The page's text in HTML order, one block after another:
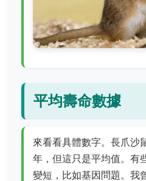
平均壽命數據
來看看具體數字。長爪沙
年，但這只是平均值。有
變短，比如基因問題。我